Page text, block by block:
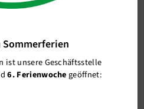
der Verteilung der Caps und der
Sommerferien
ist unsere Geschäftsstelle
6. Ferienwochegeöffnet: